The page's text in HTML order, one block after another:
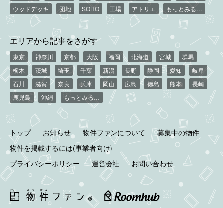
ウッドデッキ
団地 SOHO 工場 アトリエ もっとみる…
エリアから記事をさがす
東京 神奈川 京都 大阪 福岡 北海道 宮城
群馬
栃木
茨城 埼玉 千葉 新潟 長野 静岡 愛知
岐阜
石川
滋賀 奈良 兵庫 岡山 広島 徳島 熊本
長崎
鹿児島
沖縄 もっとみる…
トップ お知らせ 物件ファンについて
募集中の物件
物件を掲載するには(事業者向け)
プライバシーポリシー
運営会社 お問い合わせ